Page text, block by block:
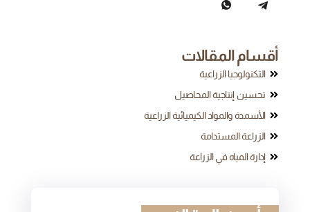
أقسام المقالات
التكنولوجيا الزراعية
تحسين إنتاجية المحاصيل
الأسمدة والمواد الكيميائية الزراعية
الزراعة المستدامة
إدارة المياه في الزراعة